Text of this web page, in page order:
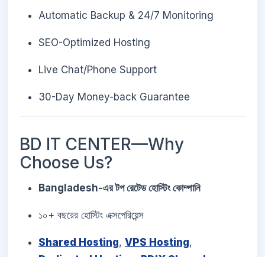
Automatic Backup & 24/7 Monitoring
SEO-Optimized Hosting
Live Chat/Phone Support
30-Day Money-back Guarantee
BD IT CENTER—Why
Choose Us?
Bangladesh-এর টপ রেটেড হোস্টিং কোম্পানি
১০+ বছরের হোস্টিং এক্সপেরিয়েন্স
Shared Hosting, VPS Hosting,